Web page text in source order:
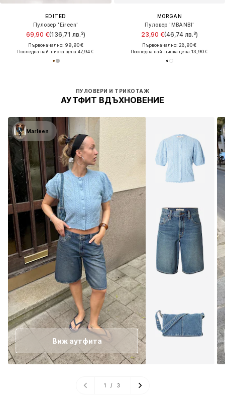
EDITED
Пуловер 'Eireen'
69,90 €(136,71 лв.³)
Първоначално: 99,90 €
Последна най-ниска цена:47,94 €
ПУЛОВЕРИ И ТРИКОТАЖ
АУТФИТ ВДЪХНОВЕНИЕ
Marleen
Виж аутфита
1 / 3
MORGAN
Пуловер 'MBANBI'
23,90 €(46,74 лв.³)
Първоначално: 28,90 €
Последна най-ниска цена:13,90 €